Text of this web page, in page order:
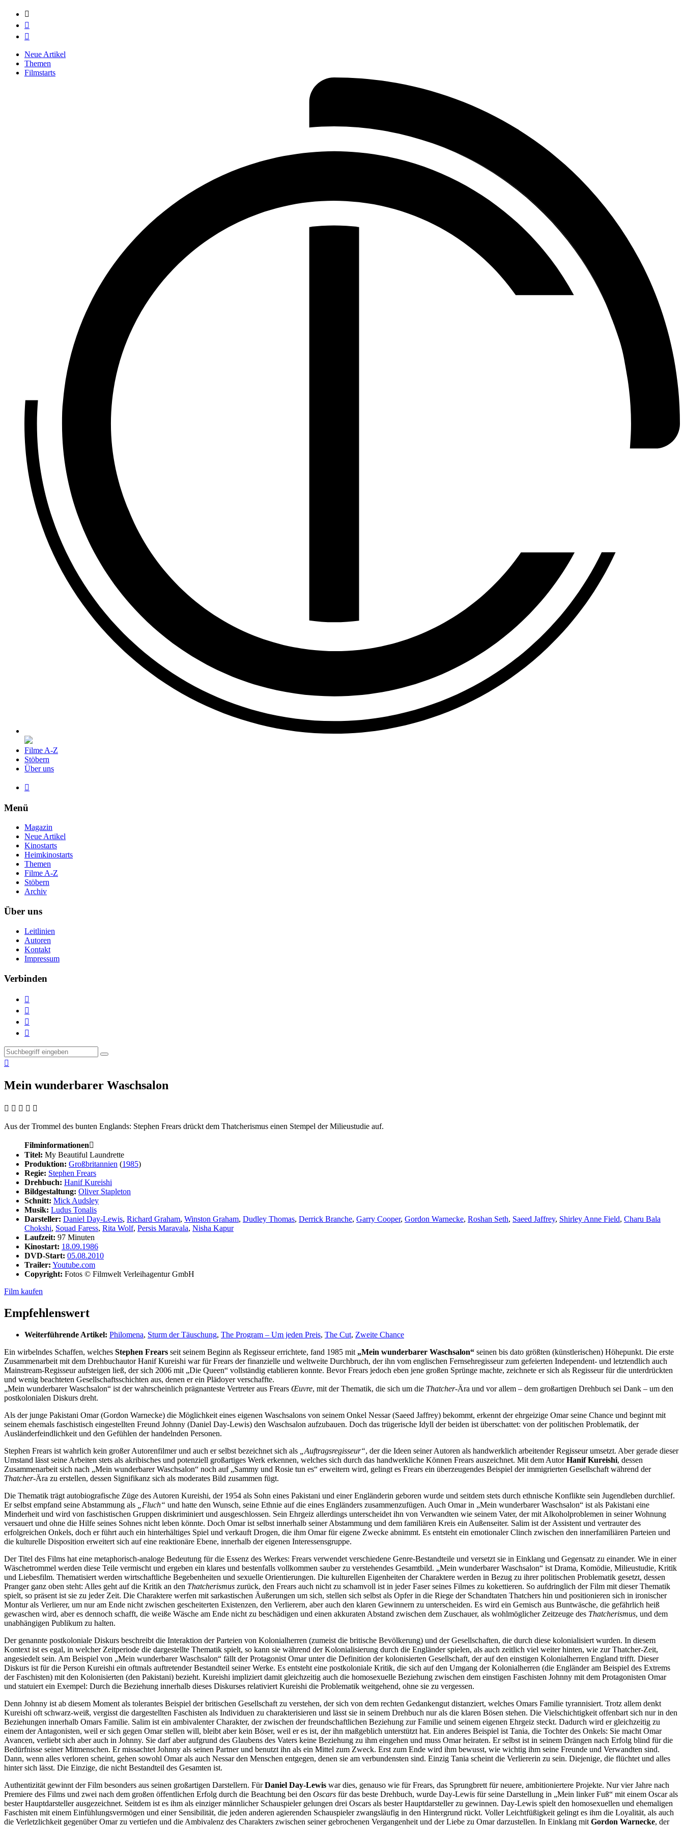



Neue Artikel
Themen
Filmstarts
Filme A-Z
Stöbern
Über uns

Menü
Magazin
Neue Artikel
Kinostarts
Heimkinostarts
Themen
Filme A-Z
Stöbern
Archiv
Über uns
Leitlinien
Autoren
Kontakt
Impressum
Verbinden





Mein wunderbarer Waschsalon
    
Aus der Trommel des bunten Englands: Stephen Frears drückt dem Thatcherismus einen Stempel der Milieustudie auf.
Filminformationen
Titel: My Beautiful Laundrette
Produktion: Großbritannien (1985)
Regie: Stephen Frears
Drehbuch: Hanif Kureishi
Bildgestaltung: Oliver Stapleton
Schnitt: Mick Audsley
Musik: Ludus Tonalis
Darsteller: Daniel Day-Lewis, Richard Graham, Winston Graham, Dudley Thomas, Derrick Branche, Garry Cooper, Gordon Warnecke, Roshan Seth, Saeed Jaffrey, Shirley Anne Field, Charu Bala
Chokshi, Souad Faress, Rita Wolf, Persis Maravala, Nisha Kapur
Laufzeit: 97 Minuten
Kinostart: 18.09.1986
DVD-Start: 05.08.2010
Trailer: Youtube.com
Copyright: Fotos © Filmwelt Verleihagentur GmbH
Film kaufen
Empfehlenswert
Weiterführende Artikel: Philomena, Sturm der Täuschung, The Program – Um jeden Preis, The Cut, Zweite Chance
Ein wirbelndes Schaffen, welches Stephen Frears seit seinem Beginn als Regisseur errichtete, fand 1985 mit „Mein wunderbarer Waschsalon“ seinen bis dato größten (künstlerischen) Höhepunkt. Die erste
Zusammenarbeit mit dem Drehbuchautor Hanif Kureishi war für Frears der finanzielle und weltweite Durchbruch, der ihn vom englischen Fernsehregisseur zum gefeierten Independent- und letztendlich auch
Mainstream-Regisseur aufsteigen ließ, der sich 2006 mit „Die Queen“ vollständig etablieren konnte. Bevor Frears jedoch eben jene großen Sprünge machte, zeichnete er sich als Regisseur für die unterdrückten
und wenig beachteten Gesellschaftsschichten aus, denen er ein Plädoyer verschaffte.
„Mein wunderbarer Waschsalon“ ist der wahrscheinlich prägnanteste Vertreter aus Frears Œuvre, mit der Thematik, die sich um die Thatcher-Ära und vor allem – dem großartigen Drehbuch sei Dank – um den
postkolonialen Diskurs dreht.
Als der junge Pakistani Omar (Gordon Warnecke) die Möglichkeit eines eigenen Waschsalons von seinem Onkel Nessar (Saeed Jaffrey) bekommt, erkennt der ehrgeizige Omar seine Chance und beginnt mit
seinem ehemals faschistisch eingestellten Freund Johnny (Daniel Day-Lewis) den Waschsalon aufzubauen. Doch das trügerische Idyll der beiden ist überschattet: von der politischen Problematik, der
Ausländerfeindlichkeit und den Gefühlen der handelnden Personen.
Stephen Frears ist wahrlich kein großer Autorenfilmer und auch er selbst bezeichnet sich als
„Auftragsregisseur“, der die Ideen seiner Autoren als handwerklich arbeitender Regisseur umsetzt. Aber gerade dieser
Umstand lässt seine Arbeiten stets als akribisches und potenziell großartiges Werk erkennen, welches sich durch das handwerkliche Können Frears auszeichnet. Mit dem AutorHanif Kureishi, dessen
Zusammenarbeit sich nach „Mein wunderbarer Waschsalon“ noch auf „Sammy und Rosie tun es“ erweitern wird, gelingt es Frears ein überzeugendes Beispiel der immigrierten Gesellschaft während der
Thatcher-Ära zu erstellen, dessen Signifikanz sich als moderates Bild zusammen fügt.
Die Thematik trägt autobiografische Züge des Autoren Kureishi, der 1954 als Sohn eines Pakistani und einer Engländerin geboren wurde und seitdem stets durch ethnische Konflikte sein Jugendleben durchlief.
Er selbst empfand seine Abstammung als
„Fluch“ und hatte den Wunsch, seine Ethnie auf die eines Engländers zusammenzufügen. Auch Omar in „Mein wunderbarer Waschsalon“ ist als Pakistani eine
Minderheit und wird von faschistischen Gruppen diskriminiert und ausgeschlossen. Sein Ehrgeiz allerdings unterscheidet ihn von Verwandten wie seinem Vater, der mit Alkoholproblemen in seiner Wohnung
versauert und ohne die Hilfe seines Sohnes nicht leben könnte. Doch Omar ist selbst innerhalb seiner Abstammung und dem familiären Kreis ein Außenseiter. Salim ist der Assistent und vertrauter des
erfolgreichen Onkels, doch er führt auch ein hinterhältiges Spiel und verkauft Drogen, die ihm Omar für eigene Zwecke abnimmt. Es entsteht ein emotionaler Clinch zwischen den innerfamiliären Parteien und
die kulturelle Disposition erweitert sich auf eine reaktionäre Ebene, innerhalb der eigenen Interessensgruppe.
Der Titel des Films hat eine metaphorisch-analoge Bedeutung für die Essenz des Werkes: Frears verwendet verschiedene Genre-Bestandteile und versetzt sie in Einklang und Gegensatz zu einander. Wie in einer
Wäschetrommel werden diese Teile vermischt und ergeben ein klares und bestenfalls vollkommen sauber zu verstehendes Gesamtbild. „Mein wunderbarer Waschsalon“ ist Drama, Komödie, Milieustudie, Kritik
und Liebesfilm. Thematisiert werden wirtschaftliche Begebenheiten und sexuelle Orientierungen. Die kulturellen Eigenheiten der Charaktere werden in Bezug zu ihrer politischen Problematik gesetzt, dessen
Pranger ganz oben steht: Alles geht auf die Kritik an den Thatcherismus zurück, den Frears auch nicht zu schamvoll ist in jeder Faser seines Filmes zu kokettieren. So aufdringlich der Film mit dieser Thematik
spielt, so präsent ist sie zu jeder Zeit. Die Charaktere werfen mit sarkastischen Äußerungen um sich, stellen sich selbst als Opfer in die Riege der Schandtaten Thatchers hin und positionieren sich in ironischer
Montur als Verlierer, um nur am Ende nicht zwischen gescheiterten Existenzen, den Verlierern, aber auch den klaren Gewinnern zu unterscheiden. Es wird ein Gemisch aus Buntwäsche, die gefährlich heiß
gewaschen wird, aber es dennoch schafft, die weiße Wäsche am Ende nicht zu beschädigen und einen akkuraten Abstand zwischen dem Zuschauer, als wohlmöglicher Zeitzeuge des Thatcherismus, und dem
unabhängigen Publikum zu halten.
Der genannte postkoloniale Diskurs beschreibt die Interaktion der Parteien von Kolonialherren (zumeist die britische Bevölkerung) und der Gesellschaften, die durch diese kolonialisiert wurden. In diesem
Kontext ist es egal, in welcher Zeitperiode die dargestellte Thematik spielt, so kann sie während der Kolonialisierung durch die Engländer spielen, als auch zeitlich viel weiter hinten, wie zur Thatcher-Zeit,
angesiedelt sein. Am Beispiel von „Mein wunderbarer Waschsalon“ fällt der Protagonist Omar unter die Definition der kolonisierten Gesellschaft, der auf den einstigen Kolonialherren England trifft. Dieser
Diskurs ist für die Person Kureishi ein oftmals auftretender Bestandteil seiner Werke. Es entsteht eine postkoloniale Kritik, die sich auf den Umgang der Kolonialherren (die Engländer am Beispiel des Extrems
der Faschisten) mit den Kolonisierten (den Pakistani) bezieht. Kureishi impliziert damit gleichzeitig auch die homosexuelle Beziehung zwischen dem einstigen Faschisten Johnny mit dem Protagonisten Omar
und statuiert ein Exempel: Durch die Beziehung innerhalb dieses Diskurses relativiert Kureishi die Problematik weitgehend, ohne sie zu vergessen.
Denn Johnny ist ab diesem Moment als tolerantes Beispiel der britischen Gesellschaft zu verstehen, der sich von dem rechten Gedankengut distanziert, welches Omars Familie tyrannisiert. Trotz allem denkt
Kureishi oft schwarz-weiß, vergisst die dargestellten Faschisten als Individuen zu charakterisieren und lässt sie in seinem Drehbuch nur als die klaren Bösen stehen. Die Vielschichtigkeit offenbart sich nur in den
Beziehungen innerhalb Omars Familie. Salim ist ein ambivalenter Charakter, der zwischen der freundschaftlichen Beziehung zur Familie und seinem eigenen Ehrgeiz steckt. Dadurch wird er gleichzeitig zu
einem der Antagonisten, weil er sich gegen Omar stellen will, bleibt aber kein Böser, weil er es ist, der ihn maßgeblich unterstützt hat. Ein anderes Beispiel ist Tania, die Tochter des Onkels: Sie macht Omar
Avancen, verliebt sich aber auch in Johnny. Sie darf aber aufgrund des Glaubens des Vaters keine Beziehung zu ihm eingehen und muss Omar heiraten. Er selbst ist in seinem Drängen nach Erfolg blind für die
Bedürfnisse seiner Mitmenschen. Er missachtet Johnny als seinen Partner und benutzt ihn als ein Mittel zum Zweck. Erst zum Ende wird ihm bewusst, wie wichtig ihm seine Freunde und Verwandten sind.
Dann, wenn alles verloren scheint, gehen sowohl Omar als auch Nessar den Menschen entgegen, denen sie am verbundensten sind. Einzig Tania scheint die Verliererin zu sein. Diejenige, die flüchtet und alles
hinter sich lässt. Die Einzige, die nicht Bestandteil des Gesamten ist.
Authentizität gewinnt der Film besonders aus seinen großartigen Darstellern. FürDaniel Day-Lewis war dies, genauso wie für Frears, das Sprungbrett für neuere, ambitioniertere Projekte. Nur vier Jahre nach
Premiere des Films und zwei nach dem großen öffentlichen Erfolg durch die Beachtung bei den Oscars für das beste Drehbuch, wurde Day-Lewis für seine Darstellung in „Mein linker Fuß“ mit einem Oscar als
bester Hauptdarsteller ausgezeichnet. Seitdem ist es ihm als einziger männlicher Schauspieler gelungen drei Oscars als bester Hauptdarsteller zu gewinnen. Day-Lewis spielt den homosexuellen und ehemaligen
Faschisten mit einem Einfühlungsvermögen und einer Sensibilität, die jeden anderen agierenden Schauspieler zwangsläufig in den Hintergrund rückt. Voller Leichtfüßigkeit gelingt es ihm die Loyalität, als auch
die Verletzlichkeit gegenüber Omar zu vertiefen und die Ambivalenz des Charakters zwischen seiner gebrochenen Vergangenheit und der Liebe zu Omar darzustellen. In Einklang mit Gordon Warnecke, der